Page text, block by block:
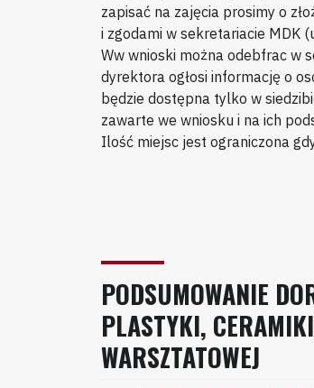
zapisać na zajęcia prosimy o
i zgodami w sekretariacie MDK
Ww wnioski można odebfrac w
dyrektora ogłosi informację o
będzie dostępna tylko w
zawarte we wniosku i na ich
Ilość miejsc jest ograniczona
PODSUMOWANIE
PLASTYKI,
WARSZTATOWEJ